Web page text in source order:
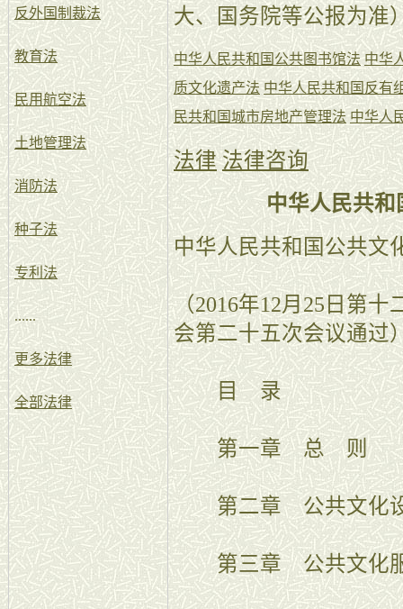
反外国制裁法
教育法
民用航空法
土地管理法
消防法
种子法
专利法
......
更多法律
全部法律
大、国务院等公报为准
中华人民共和国公共图书馆法 中华
质文化遗产法 中华人民共和国反有
民共和国城市房地产管理法 中华人
法律 法律咨询
中华人民共和
中华人民共和国公共文
（2016年12月25日第
会第二十五次会议通过
目 录
第一章 总 则
第二章 公共文化设
第三章 公共文化服